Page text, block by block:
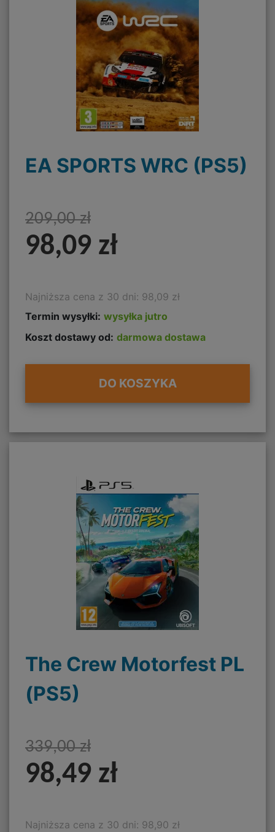
EA SPORTS WRC (PS5)
209,00 zł
98,09 zł
Najniższa cena z 30 dni: 98,09 zł
Termin wysyłki: wysyłka jutro
Koszt dostawy od: darmowa dostawa
DO KOSZYKA
The Crew Motorfest PL
(PS5)
339,00 zł
98,49 zł
Najniższa cena z 30 dni: 98,90 zł